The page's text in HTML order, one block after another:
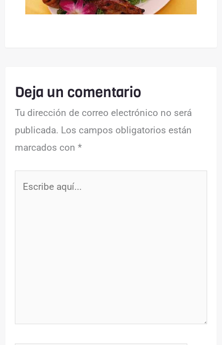
Deja un comentario
Tu dirección de correo electrónico no será
publicada. Los campos obligatorios están
marcados con*